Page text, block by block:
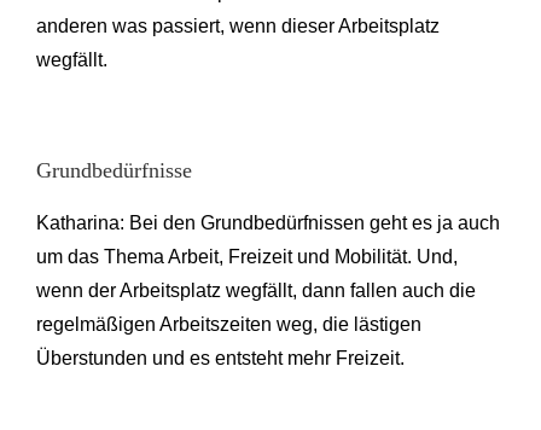
anderen was passiert, wenn dieser Arbeitsplatz
wegfällt.
Grundbedürfnisse
Katharina: Bei den Grundbedürfnissen geht es ja auch
um das Thema Arbeit, Freizeit und Mobilität. Und,
wenn der Arbeitsplatz wegfällt, dann fallen auch die
regelmäßigen Arbeitszeiten weg, die lästigen
Überstunden und es entsteht mehr Freizeit.